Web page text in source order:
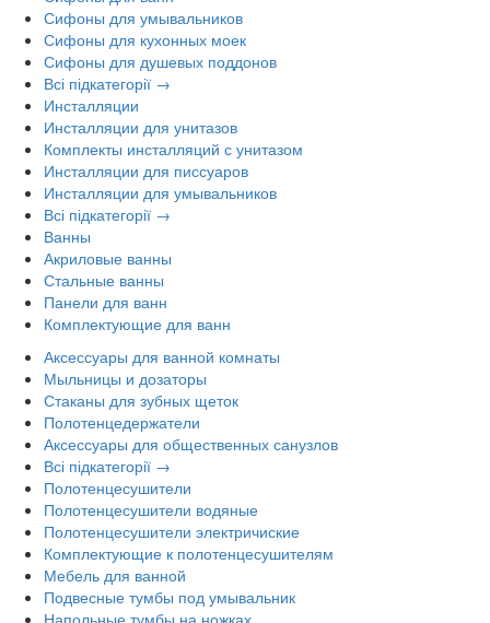
Сифоны для умывальников
Сифоны для кухонных моек
Сифоны для душевых поддонов
Всі підкатегорії →
Инсталляции
Инсталляции для унитазов
Комплекты инсталляций с унитазом
Инсталляции для писсуаров
Инсталляции для умывальников
Всі підкатегорії →
Ванны
Акриловые ванны
Стальные ванны
Панели для ванн
Комплектующие для ванн
Аксессуары для ванной комнаты
Мыльницы и дозаторы
Стаканы для зубных щеток
Полотенцедержатели
Аксессуары для общественных санузлов
Всі підкатегорії →
Полотенцесушители
Полотенцесушители водяные
Полотенцесушители электричиские
Комплектующие к полотенцесушителям
Мебель для ванной
Подвесные тумбы под умывальник
Напольные тумбы на ножках